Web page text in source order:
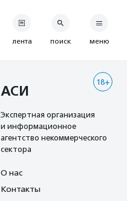
лента поиск меню
18+
АСИ
Экспертная организация
и информационное
агентство некоммерческого
сектора
О нас
Контакты